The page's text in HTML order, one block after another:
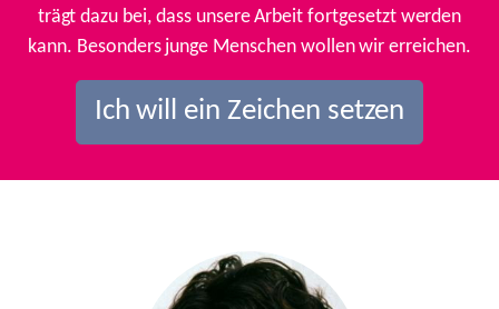
trägt dazu bei, dass unsere Arbeit fortgesetzt werden
kann. Besonders junge Menschen wollen wir erreichen.
Ich will ein Zeichen setzen